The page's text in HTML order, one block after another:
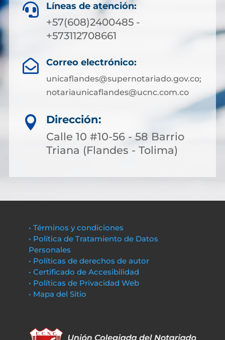
 Líneas de atención:
+57(608)2400485 -
+573112708661
 Correo electrónico:
unicaflandes@supernotariado.gov.co;
notariaunicaflandes@ucnc.com.co

Dirección:
Calle 10 #10-56 - 58 Barrio
Triana (Flandes - Tolima)
• Términos y condiciones
• Política de Tratamiento de Datos
Personales
• Políticas de derechos de autor
• Certificado de Accesibilidad
• Políticas de Privacidad Web
• Mapa del Sitio